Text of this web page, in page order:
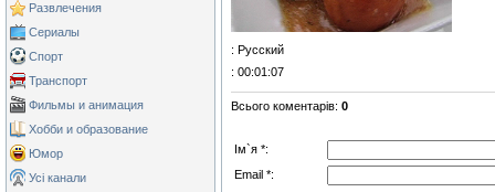
Развлечения
Сериалы
Спорт
Транспорт
Фильмы и анимация
Хобби и образование
Юмор
Усі канали
: Русский
: 00:01:07
Всього коментарів: 0
Ім`я *:
Email *: